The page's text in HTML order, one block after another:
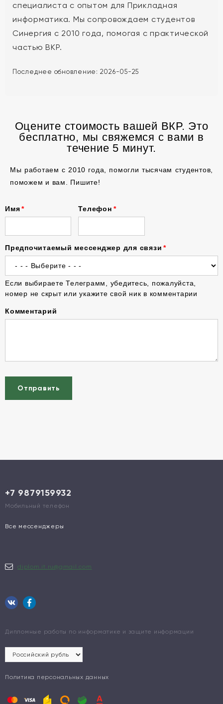
специалиста с опытом для Прикладная
информатика. Мы сопровождаем студентов
Синергия с 2010 года, помогая с практической
частью ВКР.
Последнее обновление: 2026-05-25
Оцените стоимость вашей ВКР. Это
бесплатно, мы свяжемся с вами в
течение 5 минут.
Мы работаем с 2010 года, помогли тысячам студентов,
поможем и вам. Пишите!
Имя Телефон
Предпочитаемый мессенджер для связи
Если выбираете Телеграмм, убедитесь, пожалуйста,
номер не скрыт или укажите свой ник в комментарии
Комментарий
Отправить
+7 9879159932
Мобильный телефон
Все мессенджеры
diplom.it.ru@gmail.com
Дипломные работы по информатике и защите информации
Политика персональных данных